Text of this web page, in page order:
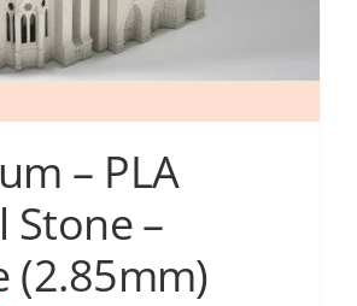
– PLA
Stone –
(2.85mm)